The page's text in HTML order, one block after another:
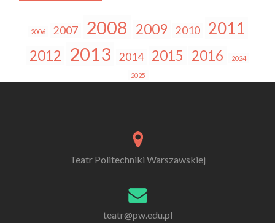
2006 2007 2008 2009 2010 2011
2012 2013 2014 2015 2016 2024
2025
Teatr Politechniki Warszawskiej
teatr@pw.edu.pl